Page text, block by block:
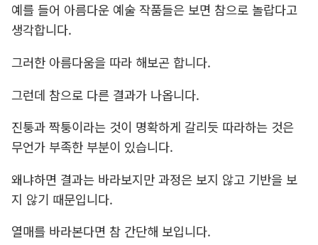
예를 들어 아름다운 예술 작품들은 보면 참으로 놀랍다고
생각합니다.
그러한 아름다움을 따라 해보곤 합니다.
그런데 참으로 다른 결과가 나옵니다.
진퉁과 짝퉁이라는 것이 명확하게 갈리듯 따라하는 것은
무언가 부족한 부분이 있습니다.
왜냐하면 결과는 바라보지만 과정은 보지 않고 기반을 보
지 않기 때문입니다.
열매를 바라본다면 참 간단해 보입니다.